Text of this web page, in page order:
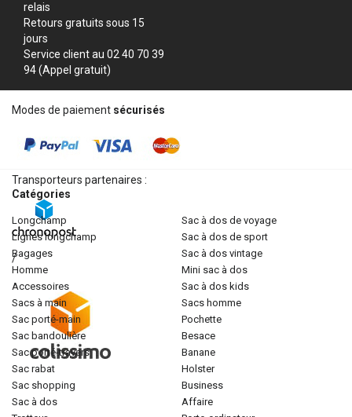
relais
Retours gratuits sous 15
jours
Service client au 02 40 70 39
94 (Appel gratuit)
Modes de paiement sécurisés
Transporteurs partenaires :
/
Catégories
longchamp
lignes longchamp
bagages
homme
accessoires
sacs à main
sac porté-main
sac bandoulière
sac porté-travers
sac rabat
sac shopping
sac à dos
sac à dos de voyage
sac à dos de sport
sac à dos vintage
mini sac à dos
sac à dos kids
sacs homme
pochette
besace
banane
holster
business
affaire